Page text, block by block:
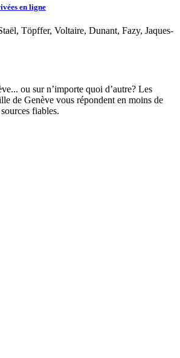
en ligne
Töpffer, Voltaire, Dunant, Fazy, Jaques-
ou sur n’importe quoi d’autre? Les
de Genève vous répondent en moins de
fiables.